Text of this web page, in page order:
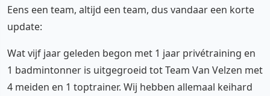
Eens een team, altijd een team, dus vandaar een korte
update:
Wat vijf jaar geleden begon met 1 jaar privétraining en
1 badmintonner is uitgegroeid tot Team Van Velzen met
4 meiden en 1 toptrainer. Wij hebben allemaal keihard